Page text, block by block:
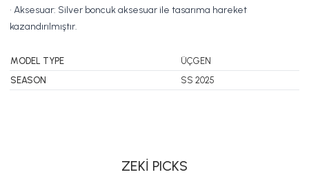
• Aksesuar: Silver boncuk aksesuar ile tasarıma hareket
kazandırılmıştır.
MODEL TYPE
ÜÇGEN
SEASON
SS 2025
ZEKİ PICKS